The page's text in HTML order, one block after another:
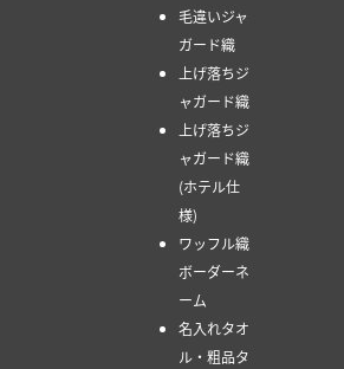
毛違いジャ
ガード織
上げ落ちジ
ャガード織
上げ落ちジ
ャガード織
(ホテル仕
様)
ワッフル織
ボーダーネ
ーム
名入れタオ
ル・粗品タ